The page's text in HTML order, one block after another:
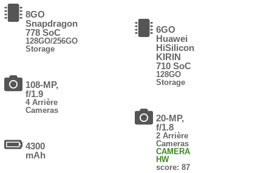
8GO
Snapdragon
778 SoC
128GO/256GO
Storage
108-MP,
f/1.9
4 Arrière
Cameras
4300
mAh
6GO
Huawei
HiSilicon
KIRIN
710 SoC
128GO
Storage
20-MP,
f/1.8
2 Arrière
Cameras
CAMERA
HW
score: 87